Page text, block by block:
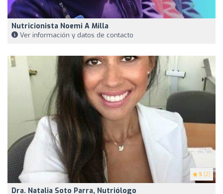
Nutricionista Noemi A Milla
Ver información y datos de contacto
5 (2)
Dra. Natalia Soto Parra, Nutriólogo